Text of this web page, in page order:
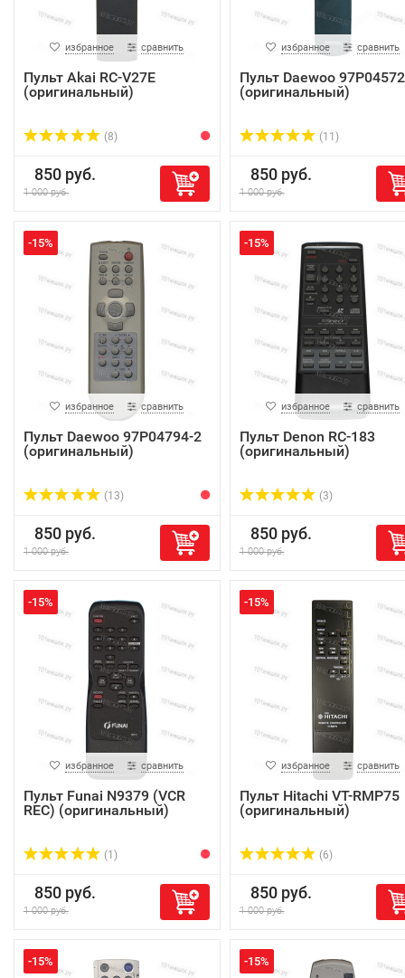
избранное сравнить
Пульт Akai RC-V27E
(оригинальный)
(8)
850 руб.
1 000 руб.
избранное сравнить
Пульт Daewoo
(оригинальный)
(11)
850 руб.
1 000 руб.
-15%
избранное сравнить
Пульт Daewoo 97P04794-2
(оригинальный)
(13)
850 руб.
1 000 руб.
-15%
избранное сравнить
Пульт Denon RC-183
(оригинальный)
(3)
850 руб.
1 000 руб.
-15%
избранное сравнить
Пульт Funai N9379 (VCR
REC) (оригинальный)
(1)
850 руб.
1 000 руб.
-15%
избранное сравнить
Пульт Hitachi VT-RMP75
(оригинальный)
(6)
850 руб.
1 000 руб.
-15% -15%